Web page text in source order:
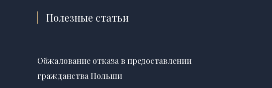
Полезные статьи
Обжалование отказа в предоставлении
гражданства Польши